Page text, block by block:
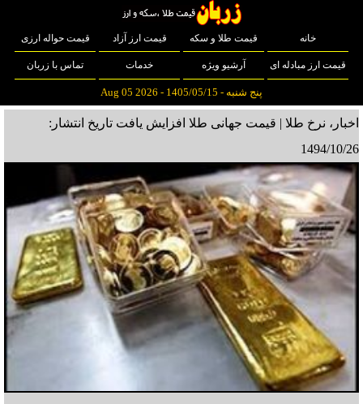
خانه قیمت طلا و سکه قیمت ارز آزاد قیمت حواله ارزی
قیمت ارز مبادله ای آرشیو ویژه خدمات تماس با زربان
پنج شنبه - 1405/05/15 - Aug 05 2026
اخبار، نرخ طلا | قیمت جهانی طلا افزایش یافت تاریخ انتشار:
1494/10/26